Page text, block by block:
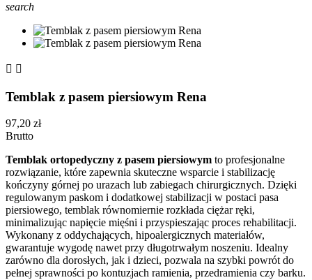
search
 
Temblak z pasem piersiowym Rena
97,20 zł
Brutto
Temblak ortopedyczny z pasem piersiowym to profesjonalne
rozwiązanie, które zapewnia skuteczne wsparcie i stabilizację
kończyny górnej po urazach lub zabiegach chirurgicznych. Dzięki
regulowanym paskom i dodatkowej stabilizacji w postaci pasa
piersiowego, temblak równomiernie rozkłada ciężar ręki,
minimalizując napięcie mięśni i przyspieszając proces rehabilitacji.
Wykonany z oddychających, hipoalergicznych materiałów,
gwarantuje wygodę nawet przy długotrwałym noszeniu. Idealny
zarówno dla dorosłych, jak i dzieci, pozwala na szybki powrót do
pełnej sprawności po kontuzjach ramienia, przedramienia czy barku.